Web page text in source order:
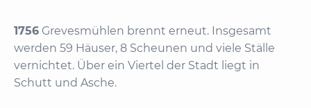
1756 Grevesmühlen brennt erneut. Insgesamt
werden 59 Häuser, 8 Scheunen und viele Ställe
vernichtet. Über ein Viertel der Stadt liegt in
Schutt und Asche.